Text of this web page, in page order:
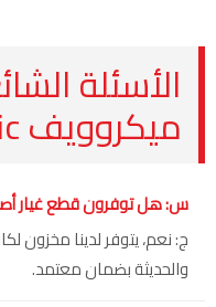
الأسئلة
ميكروويف Olympic Electric
س: هل توفرون قطع غيار
ج: نعم، يتوفر لدينا مخزون
والحديثة بضمان معتمد.